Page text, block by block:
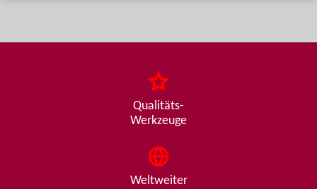
Qualitäts-
Werkzeuge
Weltweiter